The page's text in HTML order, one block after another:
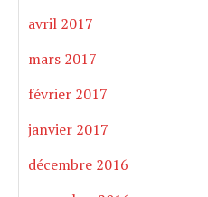
avril 2017
mars 2017
février 2017
janvier 2017
décembre 2016